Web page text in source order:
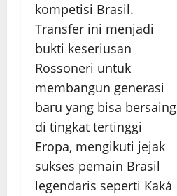
kompetisi Brasil.
Transfer ini menjadi
bukti keseriusan
Rossoneri untuk
membangun generasi
baru yang bisa bersaing
di tingkat tertinggi
Eropa, mengikuti jejak
sukses pemain Brasil
legendaris seperti Kaká